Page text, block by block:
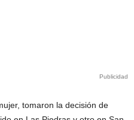
Publicidad
tomaron la decisión de